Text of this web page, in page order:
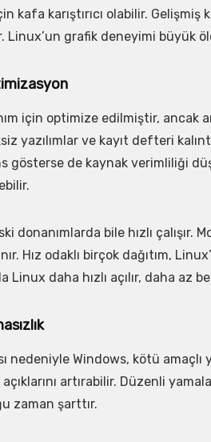
kafa karıştırıcı olabilir.
grafik deneyimi büyük
için optimize edilmiştir, ancak
yazılımlar ve kayıt defteri
gösterse de kaynak verimliliği
donanımlarda bile hızlı çalışır.
Hız odaklı birçok dağıtım,
Linux daha hızlı açılır, daha az
nedeniyle Windows, kötü amaçlı
artırabilir. Düzenli
zaman şarttır.